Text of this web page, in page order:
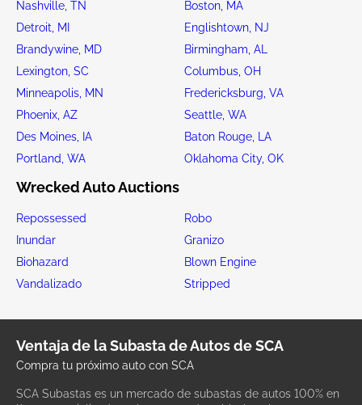
Nashville, TN
Boston, MA
Detroit, MI
Englishtown, NJ
Brandywine, MD
Birmingham, AL
Lexington, SC
Columbus, OH
Minneapolis, MN
Fredericksburg, VA
Phoenix, AZ
Seattle, WA
Des Moines, IA
Baton Rouge, LA
Portland, WA
Oklahoma City, OK
Wrecked Auto Auctions
Repossessed
Robo
Inundar
Granizo
Biohazard
Blown Engine
Vandalizado
Stripped
Ventaja de la Subasta de Autos de SCA
Compra tu próximo auto con SCA
SCA Subastas es un mercado de subastas de autos 100% en